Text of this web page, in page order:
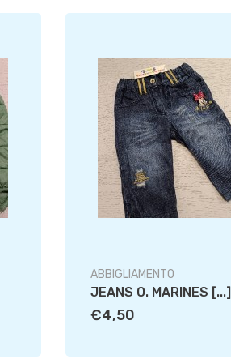
ABBIGLIAMENTO
JEANS O. MARINES [...]
€4,50